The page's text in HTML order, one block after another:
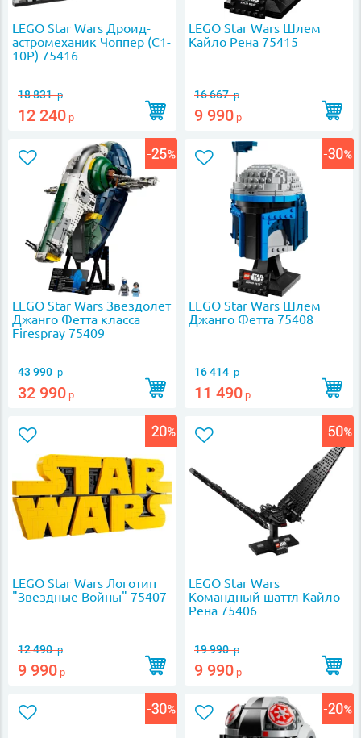
LEGO Star Wars Дроид-
астромеханик Чоппер (C1-
10P) 75416
18 831р
12 240 р
LEGO Star Wars Шлем
Кайло Рена 75415
16 667р
9 990 р
LEGO Star Wars Звездолет
Джанго Фетта класса
Firespray 75409
43 990р
32 990 р
LEGO Star Wars Шлем
Джанго Фетта 75408
16 414р
11 490 р
LEGO Star Wars Логотип
"Звездные Войны" 75407
12 490р
9 990 р
LEGO Star Wars
Командный шаттл Кайло
Рена 75406
19 990р
9 990 р